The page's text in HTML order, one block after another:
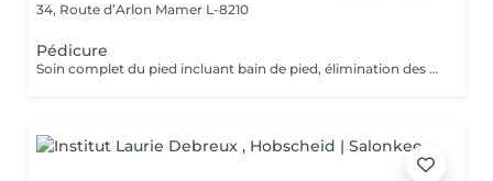
34, Route d’Arlon Mamer L-8210
Pédicure
Soin complet du pied incluant bain de pied, élimination des callosité (problème divers, tel que les cors etc) travail complet de l'ongle et des cuticules, gommage et crème hydratante de fin de soin (5 pour pose vernis).